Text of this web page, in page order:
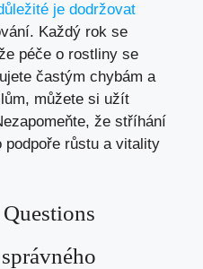
je dodržovat
Každý rok se
péče o rostliny se
častým chybám a
můžete si užít
že stříhání
podpoře růstu a vitality